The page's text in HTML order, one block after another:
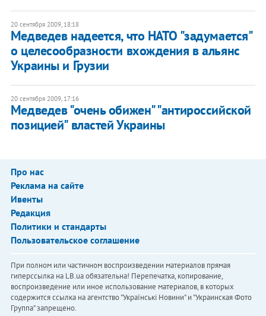
20 сентября 2009, 18:18
Медведев надеется, что НАТО "задумается"
о целесообразности вхождения в альянс
Украины и Грузии
20 сентября 2009, 17:16
Медведев "очень обижен" "антироссийской
позицией" властей Украины
Про нас
Реклама на сайте
Ивенты
Редакция
Политики и стандарты
Пользовательское соглашение
При полном или частичном воспроизведении материалов прямая
гиперссылка на LB.ua обязательна! Перепечатка, копирование,
воспроизведение или иное использование материалов, в которых
содержится ссылка на агентство "Українськi Новини" и "Украинская Фото
Группа" запрещено.